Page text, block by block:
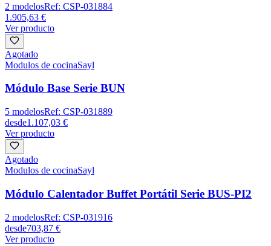
2 modelosRef: CSP-031884
1.905,63 €
Ver producto
Agotado
Modulos de cocinaSayl
Módulo Base Serie BUN
5 modelosRef: CSP-031889
desde1.107,03 €
Ver producto
Agotado
Modulos de cocinaSayl
Módulo Calentador Buffet Portátil Serie BUS-PI2
2 modelosRef: CSP-031916
desde703,87 €
Ver producto